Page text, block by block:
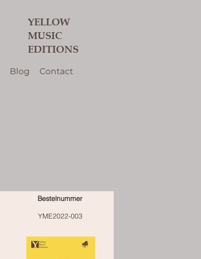
YELLOW
MUSIC
EDITIONS
Blog Contact
Bestelnummer
YME2022-003